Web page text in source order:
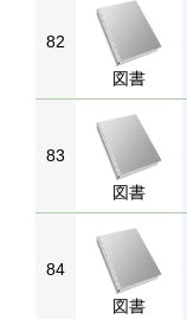
82
図書
83
図書
84
図書